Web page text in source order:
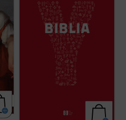
Testamento con la que se recorren los
momentos más importantes de la historia
de la salvación.
YouCat Biblia ...(ver ficha)